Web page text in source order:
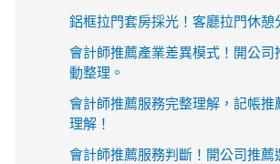
鋁框拉門套房採光！客廳拉門休憩
會計師推薦產業差異模式！開公司
動整理。
會計師推薦服務完整理解，記帳推
理解！
會計師推薦服務判斷！開公司推薦